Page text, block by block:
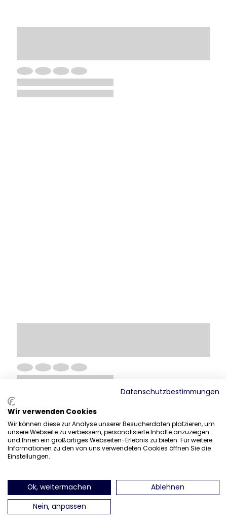
Datenschutzbestimmungen
Wir verwenden Cookies
Wir können diese zur Analyse unserer Besucherdaten platzieren, um
unsere Webseite zu verbessern, personalisierte Inhalte anzuzeigen
und Ihnen ein großartiges Webseiten-Erlebnis zu bieten. Für weitere
Informationen zu den von uns verwendeten Cookies öffnen Sie die
Einstellungen.
Ok, weitermachen
Ablehnen
Nein, anpassen